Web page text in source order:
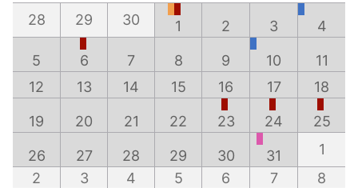
28
29 30 1 2 3 4
5 6 7 8 9 10
11
12
13 14 15 16 17 18
19 20 21 22 23 24 25
26 27 28 29 30 31
1
2
3 4 5 6 7 8